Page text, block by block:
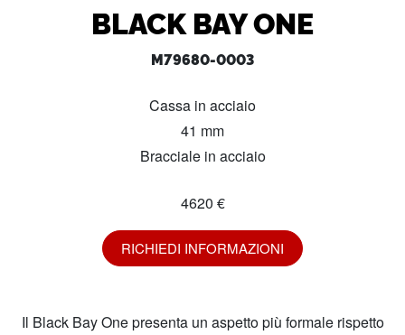
BLACK BAY ONE
M79680-0003
Cassa in acciaio
41 mm
Bracciale in acciaio
4620 €
RICHIEDI INFORMAZIONI
Il Black Bay One presenta un aspetto più formale rispetto